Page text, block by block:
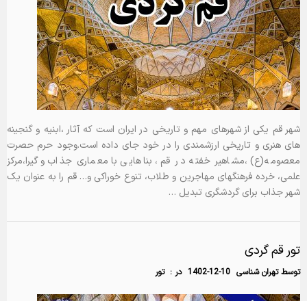
شهر قم یکی از شهرهای مهم و تاریخی در ایران است که آثار ،ابنیه و گنجینه
های هنری و تاریخی ارزشمندی را در خود جای داده است.وجود حرم حصرت
معصومه(ع) ،مشاهیر خفته در قم ، بناهایی با معماری جذاب و گیرا،مرکز
علمی، خرده فرهنگهای مهاجرین و طلاب، تنوع خوراکی و… قم را به عنوان یک
شهر جذاب برای گردشگری تبدیل …
تور قم گردی
توسطتهران شناسی 1402-12-10 در :تور